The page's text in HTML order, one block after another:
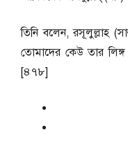
তিনি বলেন, রসূলুল্লাহ
তোমাদের কেউ তার
[৪৭৮]